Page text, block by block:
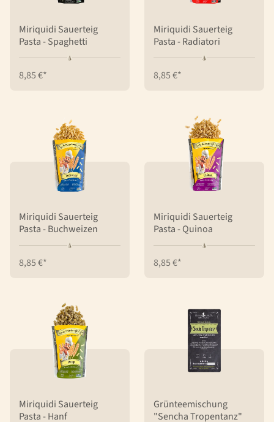
Miriquidi Sauerteig
Pasta - Spaghetti
8,85 €*
Miriquidi Sauerteig
Pasta - Radiatori
8,85 €*
Miriquidi Sauerteig
Pasta - Buchweizen
8,85 €*
Miriquidi Sauerteig
Pasta - Quinoa
8,85 €*
Miriquidi Sauerteig
Pasta - Hanf
Grünteemischung
"Sencha Tropentanz"